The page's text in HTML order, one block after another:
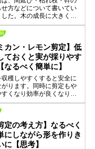
せ方などについて書いてい
した。木の成長に大きく影
るのは「根の状態」です。
伸び方と枝の伸び具合は比
ているので、あまりにも元
いい枝がある場合は、根も
と同じくらい太く長く這っ
ます。根を切ることで木を
状態にすることもできま
カン・レモン剪定】低
ておくと実が採りやす
なるべく簡単に】
収穫しやすくすると安全に
がります。同時に剪定もや
すくなり効率が良くなりま
レモンは放っておくとかな
きくなってしまうので、毎
に手入れをしておくと良い
います。その剪定をなるべ
単に終わらせられるよう画
含めまとめました。
定の考え方】なるべく
にしながら形を作りき
に【思考】